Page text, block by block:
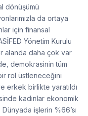
dönüşümü
da ortaya
için finansal
Yönetim Kurulu
alanda daha çok var
demokrasinin tüm
rol üstleneceğini
erkek birlikte yaratıldı
kadınlar ekonomik
işlerin %66’sı